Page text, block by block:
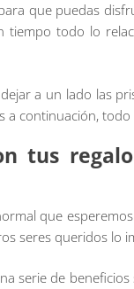
que puedas
todo lo
a un lado las
a continuación, todo
tus
que
seres queridos lo
serie de